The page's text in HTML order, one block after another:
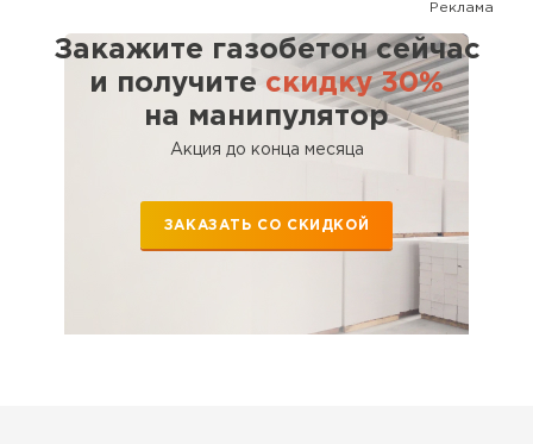
Реклама
Закажите газобетон сейчас
и получите скидку 30%
на манипулятор
Акция до конца месяца
ЗАКАЗАТЬ СО СКИДКОЙ